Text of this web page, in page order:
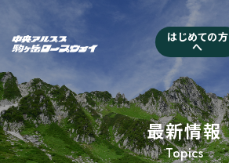
はじめての方
へ
最新情報
Topics